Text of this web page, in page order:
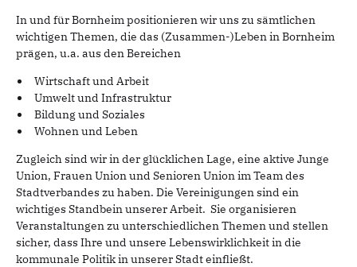
In und für Bornheim positionieren wir uns zu sämtlichen
wichtigen Themen, die das (Zusammen-)Leben in Bornheim
prägen, u.a. aus den Bereichen
Wirtschaft und Arbeit
Umwelt und Infrastruktur
Bildung und Soziales
Wohnen und Leben
Zugleich sind wir in der glücklichen Lage, eine aktive Junge
Union, Frauen Union und Senioren Union im Team des
Stadtverbandes zu haben. Die Vereinigungen sind ein
wichtiges Standbein unserer Arbeit. Sie organisieren
Veranstaltungen zu unterschiedlichen Themen und stellen
sicher, dass Ihre und unsere Lebenswirklichkeit in die
kommunale Politik in unserer Stadt einfließt.